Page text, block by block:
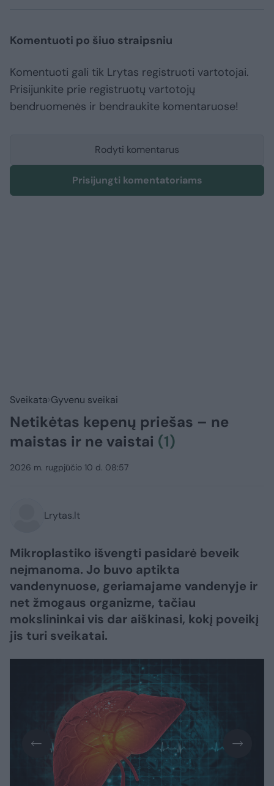
Komentuoti po šiuo straipsniu
Komentuoti gali tik Lrytas registruoti vartotojai.
Prisijunkite prie registruotų vartotojų
bendruomenės ir bendraukite komentaruose!
Rodyti komentarus
Prisijungti komentatoriams
Sveikata Gyvenu sveikai
Netikėtas kepenų priešas – ne
maistas ir ne vaistai (1)
2026 m. rugpjūčio 10 d. 08:57
Lrytas.lt
Mikroplastiko išvengti pasidarė beveik
neįmanoma. Jo buvo aptikta
vandenynuose, geriamajame vandenyje ir
net žmogaus organizme, tačiau
mokslininkai vis dar aiškinasi, kokį poveikį
jis turi sveikatai.